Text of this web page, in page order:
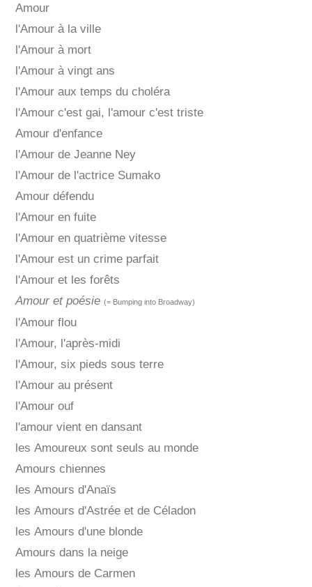
Amour
l'Amour à la ville
l'Amour à mort
l'Amour à vingt ans
l'Amour aux temps du choléra
l'Amour c'est gai, l'amour c'est triste
Amour d'enfance
l'Amour de Jeanne Ney
l'Amour de l'actrice Sumako
Amour défendu
l'Amour en fuite
l'Amour en quatrième vitesse
l'Amour est un crime parfait
l'Amour et les forêts
Amour et poésie (= Bumping into Broadway)
l'Amour flou
l'Amour, l'après-midi
l'Amour, six pieds sous terre
l'Amour au présent
l'Amour ouf
l'amour vient en dansant
les Amoureux sont seuls au monde
Amours chiennes
les Amours d'Anaïs
les Amours d'Astrée et de Céladon
les Amours d'une blonde
Amours dans la neige
les Amours de Carmen